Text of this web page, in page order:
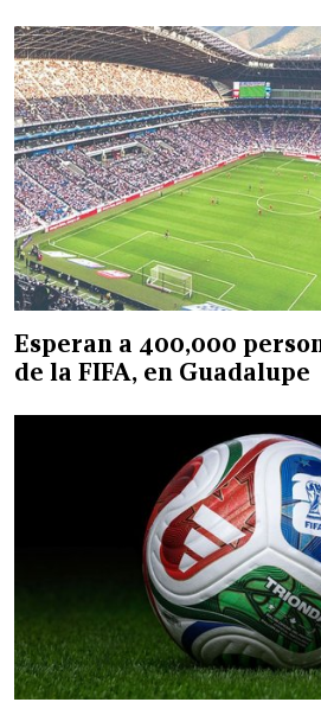
Esperan a 400,000
de la FIFA, en Guadalupe